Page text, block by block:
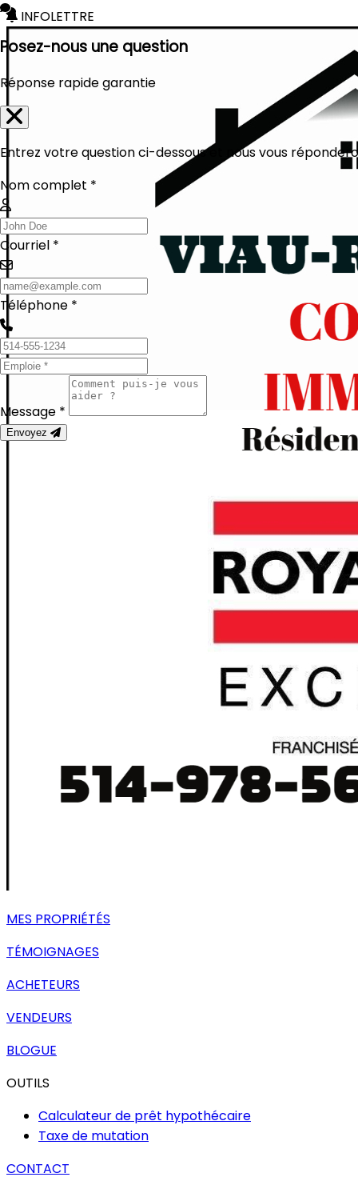
INFOLETTRE
MES PROPRIÉTÉS
TÉMOIGNAGES
ACHETEURS
VENDEURS
BLOGUE
OUTILS
Calculateur de prêt hypothécaire
Taxe de mutation
CONTACT
Posez-nous une question
Réponse rapide garantie
Entrez votre question ci-dessous et nous vous
Nom complet *
Courriel *
Téléphone *
Message *
Envoyez